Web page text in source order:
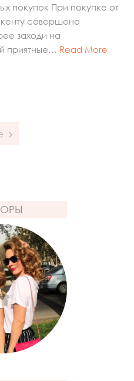
покупок При покупке от
совершено
заходи на
приятные… Read More